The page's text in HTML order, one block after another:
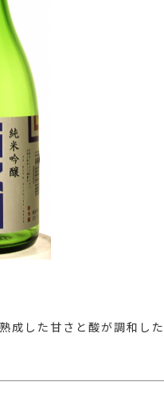
成した甘さと酸が調和し